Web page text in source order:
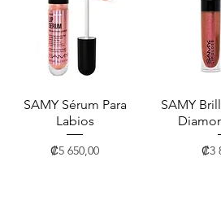
Vista rápida
SAMY Sérum Para
Labios
Precio
₡5 650,00
SAMY
₡3